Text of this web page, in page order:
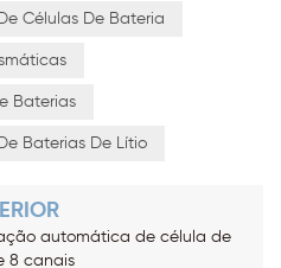
Células De Bateria
Baterias
Baterias De Lítio
automática de célula de
8 canais